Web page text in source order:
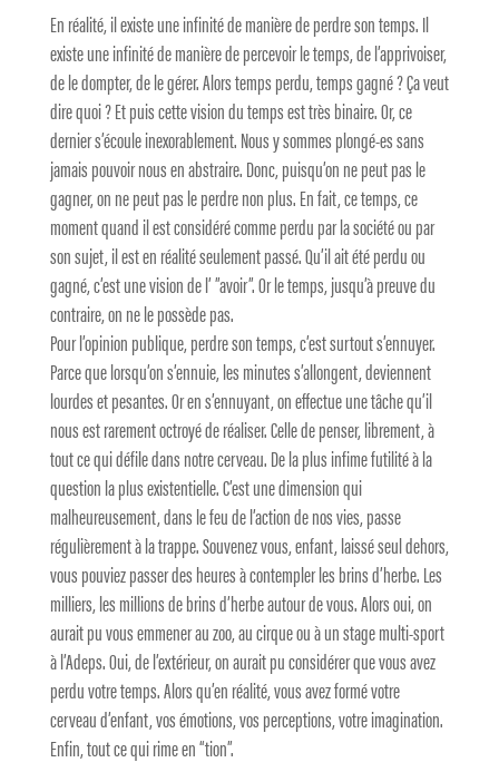
En réalité, il existe une infinité de manière de perdre son temps. Il
existe une infinité de manière de percevoir le temps, de l’apprivoiser,
de le dompter, de le gérer. Alors temps perdu, temps gagné ? Ça veut
dire quoi ? Et puis cette vision du temps est très binaire. Or, ce
dernier s’écoule inexorablement. Nous y sommes plongé-es sans
jamais pouvoir nous en abstraire. Donc, puisqu’on ne peut pas le
gagner, on ne peut pas le perdre non plus. En fait, ce temps, ce
moment quand il est considéré comme perdu par la société ou par
son sujet, il est en réalité seulement passé. Qu’il ait été perdu ou
gagné, c’est une vision de l’ ”avoir”. Or le temps, jusqu’à preuve du
contraire, on ne le possède pas.
Pour l’opinion publique, perdre son temps, c’est surtout s’ennuyer.
Parce que lorsqu’on s’ennuie, les minutes s’allongent, deviennent
lourdes et pesantes. Or en s’ennuyant, on effectue une tâche qu’il
nous est rarement octroyé de réaliser. Celle de penser, librement, à
tout ce qui défile dans notre cerveau. De la plus infime futilité à la
question la plus existentielle. C’est une dimension qui
malheureusement, dans le feu de l’action de nos vies, passe
régulièrement à la trappe. Souvenez vous, enfant, laissé seul dehors,
vous pouviez passer des heures à contempler les brins d’herbe. Les
milliers, les millions de brins d’herbe autour de vous. Alors oui, on
aurait pu vous emmener au zoo, au cirque ou à un stage multi-sport
à l’Adeps. Oui, de l’extérieur, on aurait pu considérer que vous avez
perdu votre temps. Alors qu’en réalité, vous avez formé votre
cerveau d’enfant, vos émotions, vos perceptions, votre imagination.
Enfin, tout ce qui rime en “tion”.